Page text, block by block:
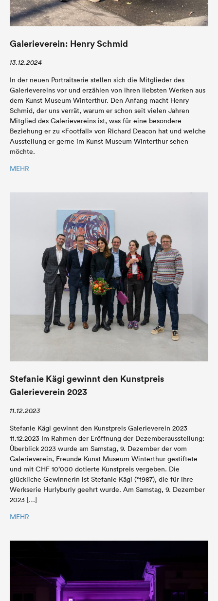
Galerieverein: Henry Schmid
13.12.2024
In der neuen Portraitserie stellen sich die Mitglieder des
Galerievereins vor und erzählen von ihren liebsten Werken aus
dem Kunst Museum Winterthur. Den Anfang macht Henry
Schmid, der uns verrät, warum er schon seit vielen Jahren
Mitglied des Galerievereins ist, was für eine besondere
Beziehung er zu «Footfall» von Richard Deacon hat und welche
Ausstellung er gerne im Kunst Museum Winterthur sehen
möchte.
MEHR
Stefanie Kägi gewinnt den Kunstpreis
Galerieverein 2023
11.12.2023
Stefanie Kägi gewinnt den Kunstpreis Galerieverein 2023
11.12.2023 Im Rahmen der Eröffnung der Dezemberausstellung:
Überblick 2023 wurde am Samstag, 9. Dezember der vom
Galerieverein, Freunde Kunst Museum Winterthur gestiftete
und mit CHF 10’000 dotierte Kunstpreis vergeben. Die
glückliche Gewinnerin ist Stefanie Kägi (*1987), die für ihre
Werkserie Hurlyburly geehrt wurde. Am Samstag, 9. Dezember
2023 […]
MEHR